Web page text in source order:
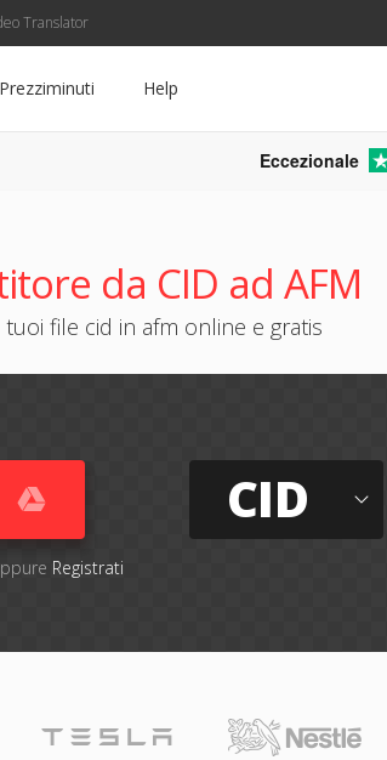
Translator
Prezziminuti Help
Eccezionale
da CID ad AFM
tuoi file cid in afm online e gratis
Registrati
CID